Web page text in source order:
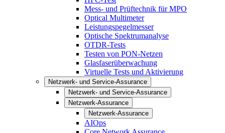
Mess- und Prüftechnik für MPO
Optical Multimeter
Leistungspegelmesser
Optische Spektrumanalyse
OTDR-Tests
Testen von PON-Netzen
Glasfaserüberwachung
Virtuelle Tests und Aktivierung
Netzwerk- und Service-Assurance
Netzwerk- und Service-Assurance
Netzwerk-Assurance
Netzwerk-Assurance
AIOps